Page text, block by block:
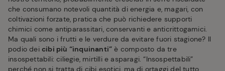
che consumano notevoli quantità di energia e, magari, con
coltivazioni forzate, pratica che può richiedere supporti
chimici come antiparassitari, conservanti e anticrittogamici.
Ma quali sono i frutti e le verdure da evitare fuori stagione? Il
podio dei cibi più “inquinanti” è composto da tre
insospettabili: ciliegie, mirtilli e asparagi. “Insospettabili”
perché non si tratta di cibi esotici, ma di ortaggi del tutto